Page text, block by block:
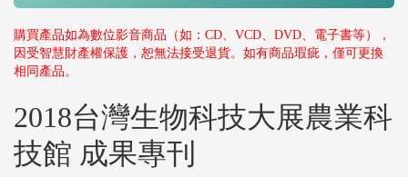
購買產品如為數位影音商品（如：CD、VCD、DVD、電子書等），
因受智慧財產權保護，恕無法接受退貨。如有商品瑕疵，僅可更換
相同產品。
2018台灣生物科技大展農業科
技館 成果專刊